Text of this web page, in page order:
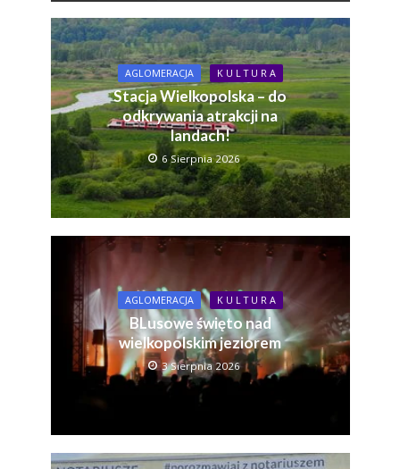
AGLOMERACJA K U L T U R A
Stacja Wielkopolska – do
odkrywania atrakcji na
landach!
6 Sierpnia 2026
AGLOMERACJA K U L T U R A
BLusowe święto nad
wielkopolskim jeziorem
3 Sierpnia 2026